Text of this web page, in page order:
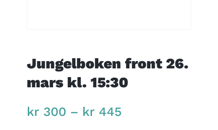
Jungelboken front 26.
mars kl. 15:30
kr300 – kr445Price